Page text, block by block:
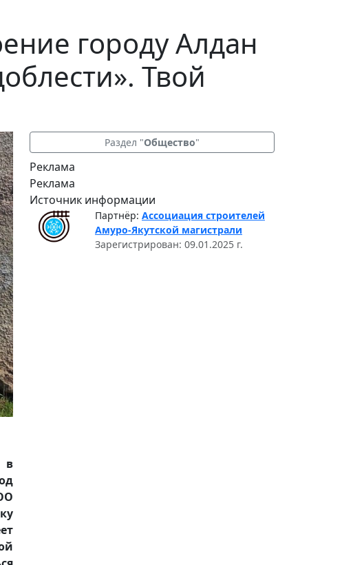
городу Алдан
Твой
в
Раздел "Общество"
Реклама
Реклама
Источник информации
Партнёр: Ассоциация строителей
Амуро-Якутской магистрали
Зарегистрирован: 09.01.2025 г.